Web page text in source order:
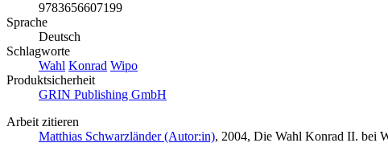
9783656607199
Sprache
Deutsch
Schlagworte
Wahl Konrad Wipo
Produktsicherheit
GRIN Publishing GmbH
Arbeit zitieren
Matthias Schwarzländer (Autor:in), 2004, Die Wahl Konrad II. bei